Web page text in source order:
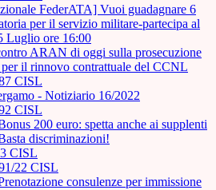
FederATA] Vuoi guadagnare 6
per il servizio militare-partecipa al
Luglio ore 16:00
ARAN di oggi sulla prosecuzione
il rinnovo contrattuale del CCNL
CISL
- Notiziario 16/2022
CISL
200 euro: spetta anche ai supplenti
discriminazioni!
CISL
22 CISL
consulenze per immissione